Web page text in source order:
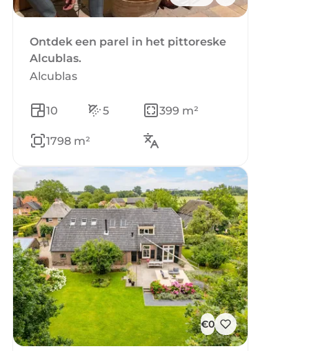
Ontdek een parel in het pittoreske
Alcublas.
Alcublas
10 5 399 m²
1798 m²
€0